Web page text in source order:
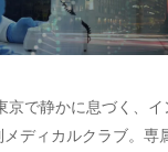
京で静かに息づく、
ディカルクラブ。専